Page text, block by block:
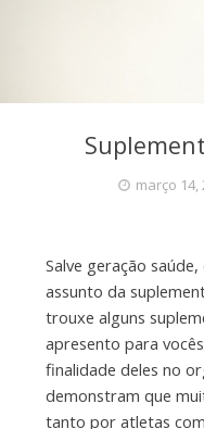
março 14,
Salve geração
assunto da
trouxe alguns
apresento para
finalidade deles no
demonstram que
tanto por atletas